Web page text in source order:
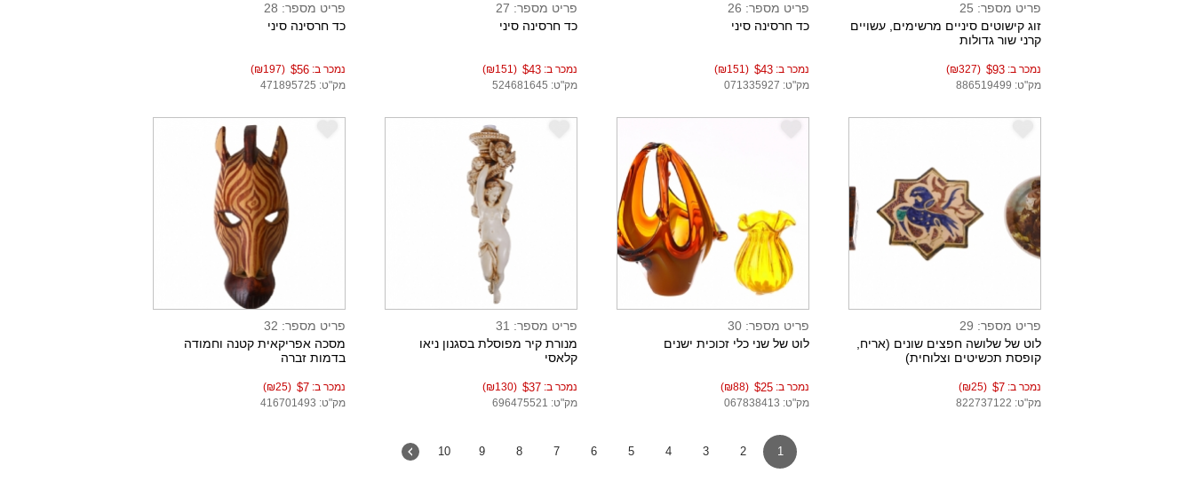
פריט מספר: 25
זוג קישוטים סיניים מרשימים, עשויים
קרני שור גדולות
נמכר ב: $93
(₪327)
מק"ט: 886519499
פריט מספר: 26
כד חרסינה סיני
נמכר ב: $43
(₪151)
מק"ט: 071335927
פריט מספר: 27
כד חרסינה סיני
נמכר ב: $43
(₪151)
מק"ט: 524681645
פריט מספר: 28
כד חרסינה סיני
נמכר ב: $56
(₪197)
מק"ט: 471895725
פריט מספר: 29
לוט של שלושה חפצים שונים (אריח,
קופסת תכשיטים וצלוחית)
נמכר ב: $7
(₪25)
מק"ט: 822737122
פריט מספר: 30
לוט של שני כלי זכוכית ישנים
נמכר ב: $25
(₪88)
מק"ט: 067838413
פריט מספר: 31
מנורת קיר מפוסלת בסגנון ניאו
קלאסי
נמכר ב: $37
(₪130)
מק"ט: 696475521
פריט מספר: 32
מסכה אפריקאית קטנה וחמודה
בדמות זברה
נמכר ב: $7
(₪25)
מק"ט: 416701493
10 9 8 7 6 5 4 3 2 1